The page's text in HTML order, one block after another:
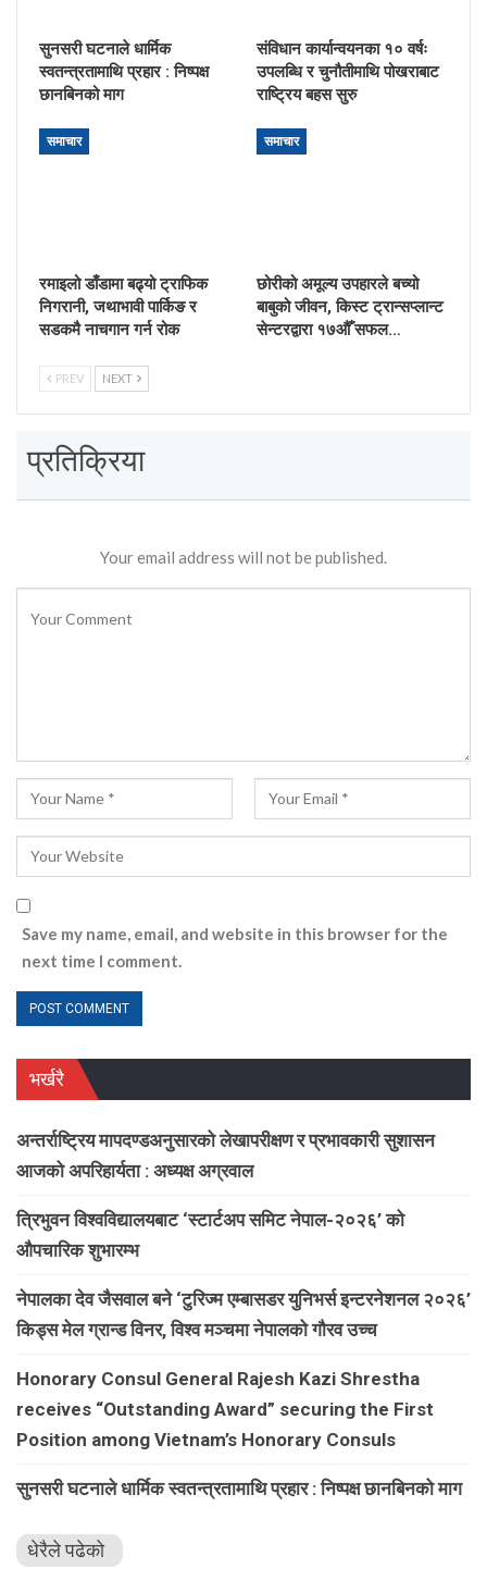
सुनसरी घटनाले धार्मिक
स्वतन्त्रतामाथि प्रहार : निष्पक्ष
छानबिनको माग
संविधान कार्यान्वयनका १० वर्षः
उपलब्धि र चुनौतीमाथि पोखराबाट
राष्ट्रिय बहस सुरु
समाचार
रमाइलो डाँडामा बढ्यो ट्राफिक
निगरानी, जथाभावी पार्किङ र
सडकमै नाचगान गर्न रोक
समाचार
छोरीको अमूल्य उपहारले बच्यो
बाबुको जीवन, किस्ट ट्रान्सप्लान्ट
सेन्टरद्वारा १७औँ सफल…
PREV NEXT
प्रतिक्रिया
Your email address will not be published.
Save my name, email, and website in this browser for the
next time I comment.
भर्खरै
अन्तर्राष्ट्रिय मापदण्डअनुसारको लेखापरीक्षण र प्रभावकारी सुशासन
आजको अपरिहार्यता : अध्यक्ष अग्रवाल
त्रिभुवन विश्वविद्यालयबाट ‘स्टार्टअप समिट नेपाल-२०२६’ को
औपचारिक शुभारम्भ
नेपालका देव जैसवाल बने ‘टुरिज्म एम्बासडर युनिभर्स इन्टरनेशनल २०२६’
किड्स मेल ग्रान्ड विनर, विश्व मञ्चमा नेपालको गौरव उच्च
Honorary Consul General Rajesh Kazi Shrestha
receives “Outstanding Award” securing the First
Position among Vietnam’s Honorary Consuls
सुनसरी घटनाले धार्मिक स्वतन्त्रतामाथि प्रहार : निष्पक्ष छानबिनको माग
धेरैले पढेको